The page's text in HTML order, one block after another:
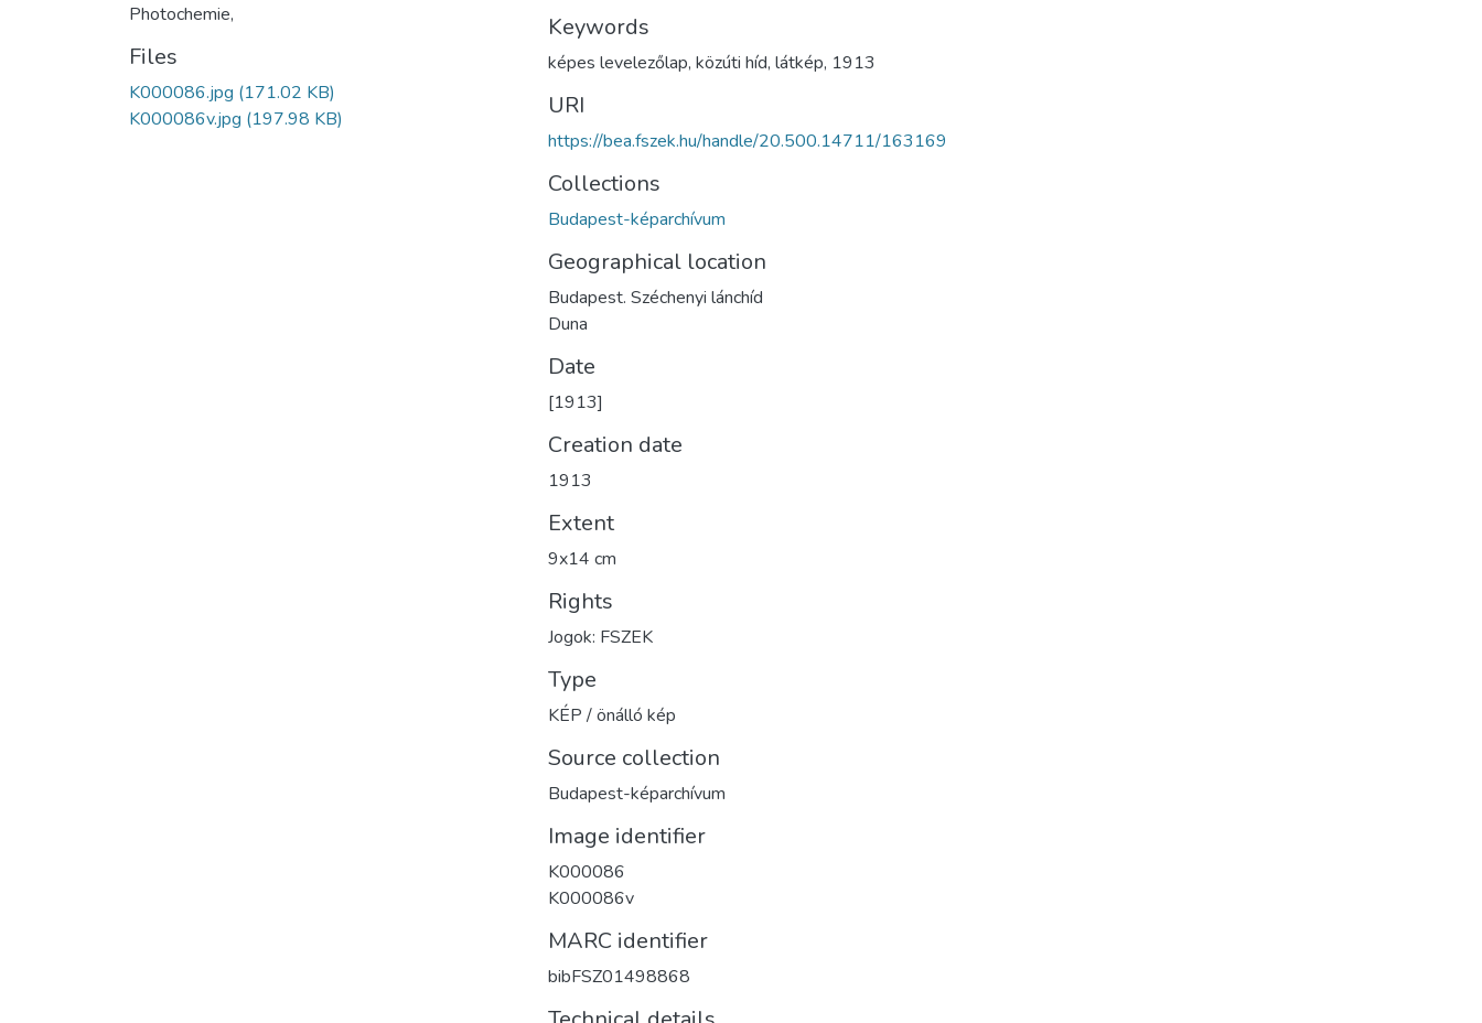
Photochemie,
Files
K000086.jpg (171.02 KB)
K000086v.jpg (197.98 KB)
Keywords
képes levelezőlap, közúti híd, látkép, 1913
URI
https://bea.fszek.hu/handle/20.500.14711/163169
Collections
Budapest-képarchívum
Geographical location
Budapest. Széchenyi lánchíd
Duna
Date
[1913]
Creation date
1913
Extent
9x14 cm
Rights
Jogok: FSZEK
Type
KÉP / önálló kép
Source collection
Budapest-képarchívum
Image identifier
K000086
K000086v
MARC identifier
bibFSZ01498868